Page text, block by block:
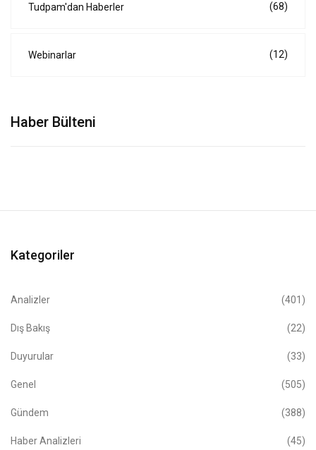
Tudpam'dan Haberler (68)
Webinarlar (12)
Haber Bülteni
Kategoriler
Analizler (401)
Dış Bakış (22)
Duyurular (33)
Genel (505)
Gündem (388)
Haber Analizleri (45)